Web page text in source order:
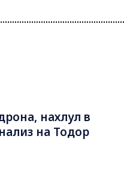
нахлул в
на Тодор